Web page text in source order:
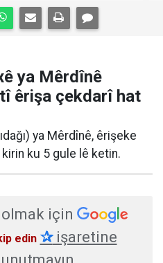
ya Mêrdînê
êrişa çekdarî hat
ya Mêrdînê, êrişeke
ku 5 gule lê ketin.
için
edin ✰işaretine